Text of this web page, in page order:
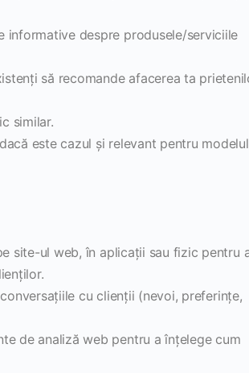
informative despre produsele/serviciile
să recomande afacerea ta
similar.
este cazul și relevant pentru modelul
site-ul web, în aplicații sau fizic pentru
cu clienții (nevoi, preferințe,
de analiză web pentru a înțelege cum